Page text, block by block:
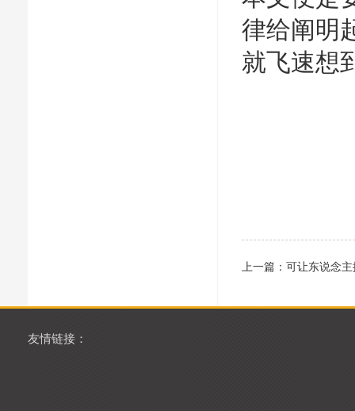
律给阐明
就飞速想
上一篇： 可让东说念
友情链接：